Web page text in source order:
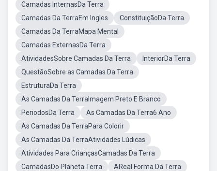
Camadas InternasDa Terra
Camadas Da TerraEm Ingles
ConstituiçãoDa Terra
Camadas Da TerraMapa Mental
Camadas ExternasDa Terra
AtividadesSobre Camadas Da Terra
InteriorDa Terra
QuestãoSobre as Camadas Da Terra
EstruturaDa Terra
As Camadas Da TerraImagem Preto E Branco
PeriodosDa Terra
As Camadas Da Terra6 Ano
As Camadas Da TerraPara Colorir
As Camadas Da TerraAtividades Lúdicas
Atividades Para CriançasCamadas Da Terra
CamadasDo Planeta Terra
AReal Forma Da Terra